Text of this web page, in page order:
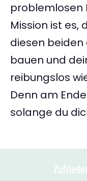
problemlosen
Mission ist es,
diesen beiden
bauen und
reibungslos
Denn am
solange du